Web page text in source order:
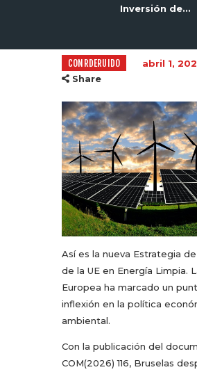
Inversión de...
CONRDERUIDO
abril 1,
Share
Así es la nueva Estrategia
de la UE en Energía Limpia.
Europea ha marcado un
inflexión en la política
ambiental.
Con la publicación del
COM(2026) 116, Bruselas